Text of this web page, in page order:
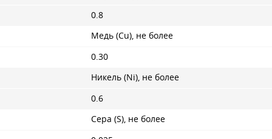
0.8
Медь (Cu), не более
0.30
Никель (Ni), не более
0.6
Сера (S), не более